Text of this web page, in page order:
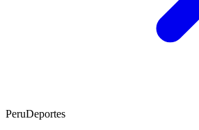
PeruDeportes